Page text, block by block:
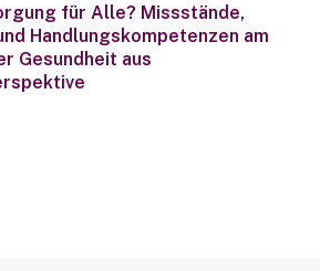
für Alle? Missstände,
Handlungskompetenzen am
Gesundheit aus